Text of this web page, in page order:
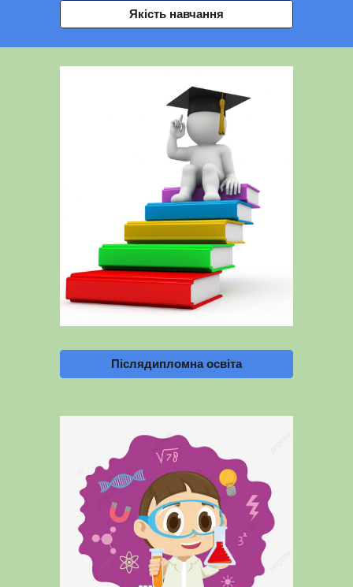
Якість навчання
Післядипломна освіта